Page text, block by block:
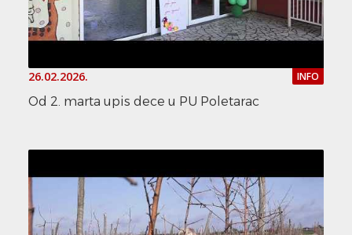
26.02.2026. INFO
Od 2. marta upis dece u PU Poletarac